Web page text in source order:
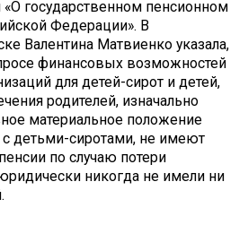
государственном пенсионном
Федерации». В
Валентина Матвиенко указала,
финансовых возможностей
для детей-сирот и детей,
родителей, изначально
материальное положение
детьми-сиротами, не имеют
по случаю потери
никогда не имели ни